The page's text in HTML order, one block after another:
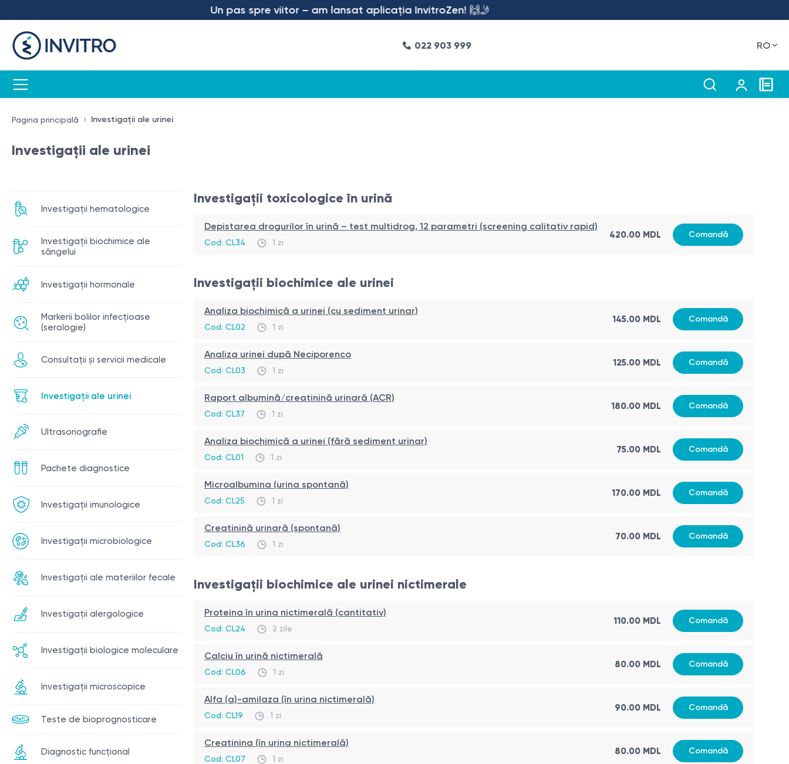
Un pas spre viitor – am lansat aplicația InvitroZen! 🙌🤳
022 903 999 RO
Pagina principală Investigații ale urinei
Investigații ale urinei
Investigații hematologice
Investigații biochimice ale
sângelui
Investigații hormonale
Markerii bolilor infecțioase
(serologie)
Consultații și servicii medicale
Investigații ale urinei
Ultrasonografie
Pachete diagnostice
Investigații imunologice
Investigații microbiologice
Investigații ale materiilor fecale
Investigații alergologice
Investigații biologice moleculare
Investigații microscopice
Teste de bioprognosticare
Diagnostic funcțional
Investigații toxicologice în urină
Depistarea drogurilor în urină – test multidrog, 12 parametri (screening calitativ rapid)
Cod: CL34 1 zi
420.00 MDL Comandă
Investigații biochimice ale urinei
Analiza biochimică a urinei (cu sediment urinar)
Cod: CL02 1 zi
145.00 MDL Comandă
Analiza urinei după Neciporenco
Cod: CL03 1 zi
125.00 MDL Comandă
Raport albumină/creatinină urinară (ACR)
Cod: CL37 1 zi
180.00 MDL Comandă
Analiza biochimică a urinei (fără sediment urinar)
Cod: CL01 1 zi
75.00 MDL Comandă
Microalbumina (urina spontană)
Cod: CL25 1 zi
170.00 MDL Comandă
Creatinină urinară (spontană)
Cod: CL36 1 zi
70.00 MDL Comandă
Investigații biochimice ale urinei nictimerale
Proteina în urina nictimerală (cantitativ)
Cod: CL24 2 zile
110.00 MDL Comandă
Calciu în urină nictimerală
Cod: CL06 1 zi
80.00 MDL Comandă
Alfa (a)-amilaza (în urina nictimerală)
Cod: CL19 1 zi
90.00 MDL Comandă
Creatinina (în urina nictimerală)
Cod: CL07 1 zi
80.00 MDL Comandă